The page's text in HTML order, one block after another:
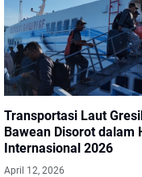
Transportasi Laut
Bawean Disorot dalam
Internasional 2026
April 12, 2026